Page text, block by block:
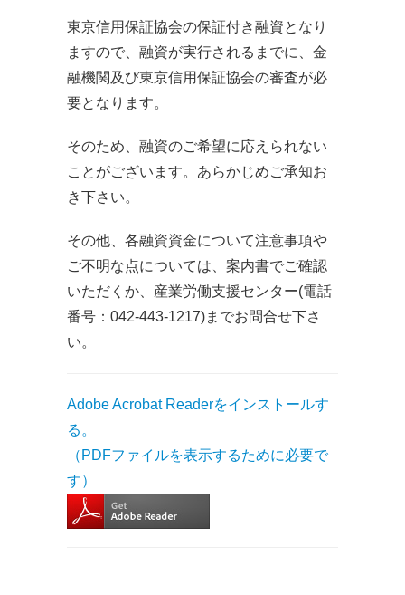
東京信用保証協会の保証付き融資となり
ますので、融資が実行されるまでに、金
融機関及び東京信用保証協会の審査が必
要となります。
そのため、融資のご希望に応えられない
ことがございます。あらかじめご承知お
き下さい。
その他、各融資資金について注意事項や
ご不明な点については、案内書でご確認
いただくか、産業労働支援センター(電話
番号：042-443-1217)までお問合せ下さ
い。
Adobe Acrobat Readerをインストールす
る。
（PDFファイルを表示するために必要で
す）